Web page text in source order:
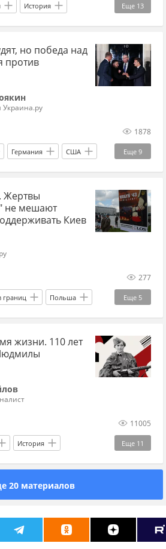
Еще 13
История
США Николаев
ВМФ ЧФ флот
крейсеры
война
но победа над
против
Стоякин
Украина.ру
1878
Еще 9
Германия США
Буш
The Economist
революция
Жертвы
не мешают
Киев
277
Еще 5
границ Польша
Степан Бандера
жизни. 110 лет
11005
Еще 11
История
Украины
Киев
Великая Отечественная война
20 материалов